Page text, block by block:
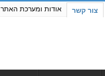
צור קשר אודות ומערכת האתר